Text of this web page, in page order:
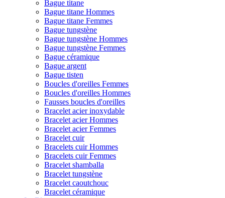
Bague titane
Bague titane Hommes
Bague titane Femmes
Bague tungstène
Bague tungstène Hommes
Bague tungstène Femmes
Bague céramique
Bague argent
Bague tisten
Boucles d'oreilles Femmes
Boucles d'oreilles Hommes
Fausses boucles d'oreilles
Bracelet acier inoxydable
Bracelet acier Hommes
Bracelet acier Femmes
Bracelet cuir
Bracelets cuir Hommes
Bracelets cuir Femmes
Bracelet shamballa
Bracelet tungstène
Bracelet caoutchouc
Bracelet céramique